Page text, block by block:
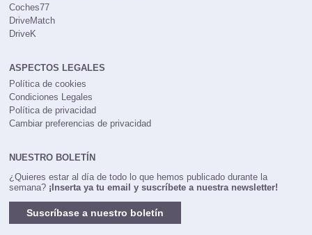
Coches77
DriveMatch
DriveK
ASPECTOS LEGALES
Política de cookies
Condiciones Legales
Política de privacidad
Cambiar preferencias de privacidad
NUESTRO BOLETÍN
¿Quieres estar al día de todo lo que hemos publicado durante la
semana? ¡Inserta ya tu email y suscríbete a nuestra newsletter!
Suscríbase a nuestro boletín